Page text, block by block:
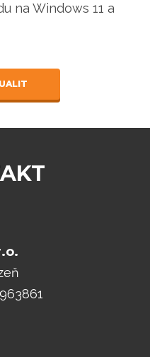
na Windows 11 a